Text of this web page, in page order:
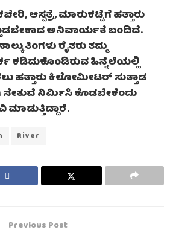
ಆಸ್ಪತ್ರೆ, ಮಾರುಕಟ್ಟೆಗೆ ಹತ್ತಾರು
ಅನಿವಾರ್ಯತೆ ಬಂದಿದೆ.
ತಿಂಗಳು ರೈತರು ತಮ್ಮ
ಕಡಿದುಕೊಂಡಿರುವ ಹಿನ್ನೆಲೆಯಲ್ಲಿ
ಹತ್ತಾರು ಕಿಲೋಮೀಟರ್ ಸುತ್ತಾಡ
ಸೇತುವೆ ನಿರ್ಮಿಸಿ ಕೊಡಬೇಕೆಂದು
River
Previous Post